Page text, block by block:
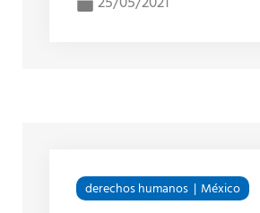
derechos humanos México